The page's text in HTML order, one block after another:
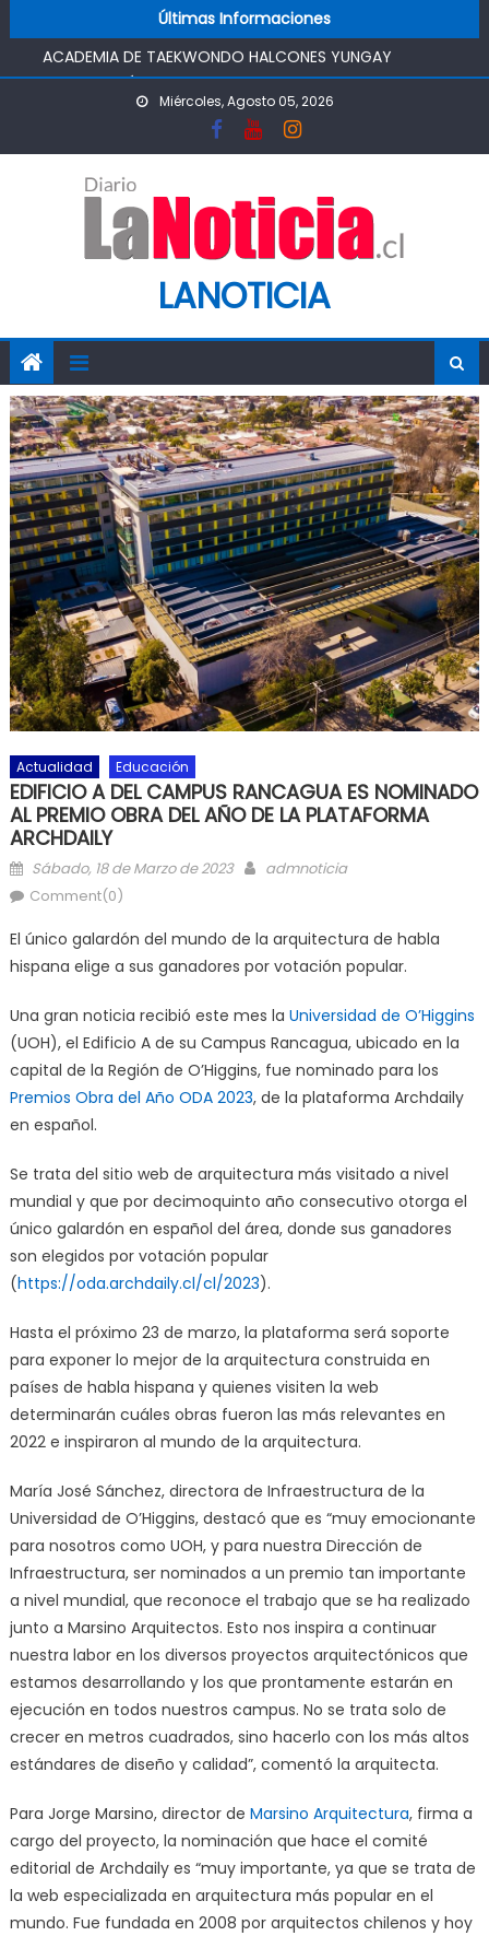
Últimas Informaciones
ADQUIRIR INMUEBLE
ACADEMIA DE TAEKWONDO HALCONES YUNGAY
ORGANIZARÁ SU PRIMER CAMPEONATO EN LA COMUNA DE
CORTE DE RANCAGUA ORDENA INDEMNIZAR A FAMILIA DE
PACIENTE FALLECIDO POR FALTA DE SERVICIO
FOSIS DESTACA EL EMPRENDIMIENTO COMO MOTOR
ECONÓMICO Y ANUNCIA FORTALECER APOYOS PARA
EMPLEO AUTÓNOMO
O’HIGGINS MARCA PAUTA: ECONOMÍA EN ACCIÓN,
INICIATIVA IMPULSADA POR SEREMI DE ECONOMÍA, RECIBIÓ
AL SUBSECRETARIO KARLFRANZ KOEHLER EN CHIMBARONGO
RANCAGUA CONTARÁ CON NUEVA VETERINARIA MUNICIPAL:
CONCEJO APROBÓ POR UNANIMIDAD $170 MILLONES PARA
ADQUIRIR INMUEBLE
Miércoles, Agosto 05, 2026
LANOTICIA
Actualidad Educación
EDIFICIO A DEL CAMPUS RANCAGUA ES NOMINADO
AL PREMIO OBRA DEL AÑO DE LA PLATAFORMA
ARCHDAILY
Posted on
Sábado, 18 de Marzo de 2023 Author
admnoticia
Comment(0)
El único galardón del mundo de la arquitectura de habla
hispana elige a sus ganadores por votación popular.
Una gran noticia recibió este mes la Universidad de O’Higgins
(UOH), el Edificio A de su Campus Rancagua, ubicado en la
capital de la Región de O’Higgins, fue nominado para los
Premios Obra del Año ODA 2023, de la plataforma Archdaily
en español.
Se trata del sitio web de arquitectura más visitado a nivel
mundial y que por decimoquinto año consecutivo otorga el
único galardón en español del área, donde sus ganadores
son elegidos por votación popular
(https://oda.archdaily.cl/cl/2023).
Hasta el próximo 23 de marzo, la plataforma será soporte
para exponer lo mejor de la arquitectura construida en
países de habla hispana y quienes visiten la web
determinarán cuáles obras fueron las más relevantes en
2022 e inspiraron al mundo de la arquitectura.
María José Sánchez, directora de Infraestructura de la
Universidad de O’Higgins, destacó que es “muy emocionante
para nosotros como UOH, y para nuestra Dirección de
Infraestructura, ser nominados a un premio tan importante
a nivel mundial, que reconoce el trabajo que se ha realizado
junto a Marsino Arquitectos. Esto nos inspira a continuar
nuestra labor en los diversos proyectos arquitectónicos que
estamos desarrollando y los que prontamente estarán en
ejecución en todos nuestros campus. No se trata solo de
crecer en metros cuadrados, sino hacerlo con los más altos
estándares de diseño y calidad”, comentó la arquitecta.
Para Jorge Marsino, director de Marsino Arquitectura, firma a
cargo del proyecto, la nominación que hace el comité
editorial de Archdaily es “muy importante, ya que se trata de
la web especializada en arquitectura más popular en el
mundo. Fue fundada en 2008 por arquitectos chilenos y hoy